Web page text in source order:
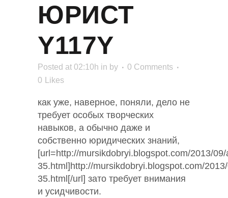
ЮРИСТ
Y117Y
Posted at 02:10h in by
0 Comments
0
Likes
как уже, наверное, поняли, дело не
требует особых творческих
навыков, а обычно даже и
собственно юридических знаний,
[url=http://mursikdobryi.blogspot.com/2013/
35.html]http://mursikdobryi.blogspot.com/
35.html[/url] зато требует внимания
и усидчивости.